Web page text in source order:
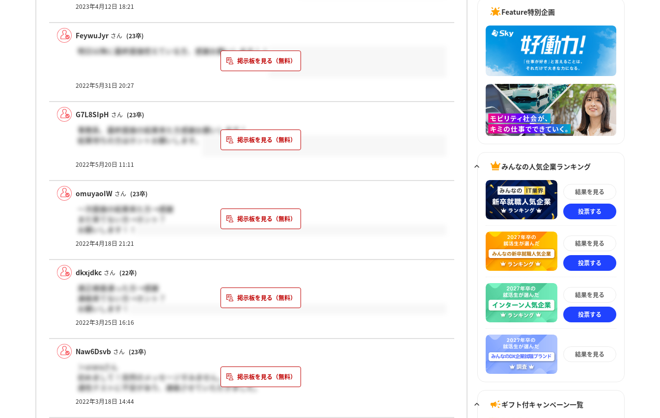
2023年4月12日 18:21
FeywuJyr さん (23卒)
明日以降に最終面接控えている方、感謝お願いします！！
2022年5月31日 20:27
G7L8SIpH さん (23卒)
事務系、最終面接の結果来た方感謝お願いします！
結果待ちの方はホントお願いします。
2022年5月20日 11:11
omuyaoIW さん (23卒)
一次面接の結果来た方→感謝
まだ来てない方→ホント？
お願いします！！
2022年4月18日 21:21
dkxjdkc さん (22卒)
適正検査通った方→感謝
連絡来てない方→ホント？
お願いします！
2022年3月25日 16:16
Naw6Dsvb さん (23卒)
＞uraraさん
初めまして！突然のメッセージすみません。
適性テストに不安があり、連絡させていただきました。
去年受けられていると思いますが、結局適性テストは能力よりも性格を重視されていたのですか？
2022年3月18日 14:44
Feature特別企画
みんなの人気企業ランキング
結果を見る
投票する
結果を見る
投票する
結果を見る
投票する
結果を見る
ギフト付キャンペーン一覧